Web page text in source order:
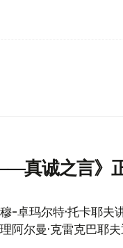
真诚之言》
-卓玛尔特·托卡耶
尔曼·克雷克巴耶